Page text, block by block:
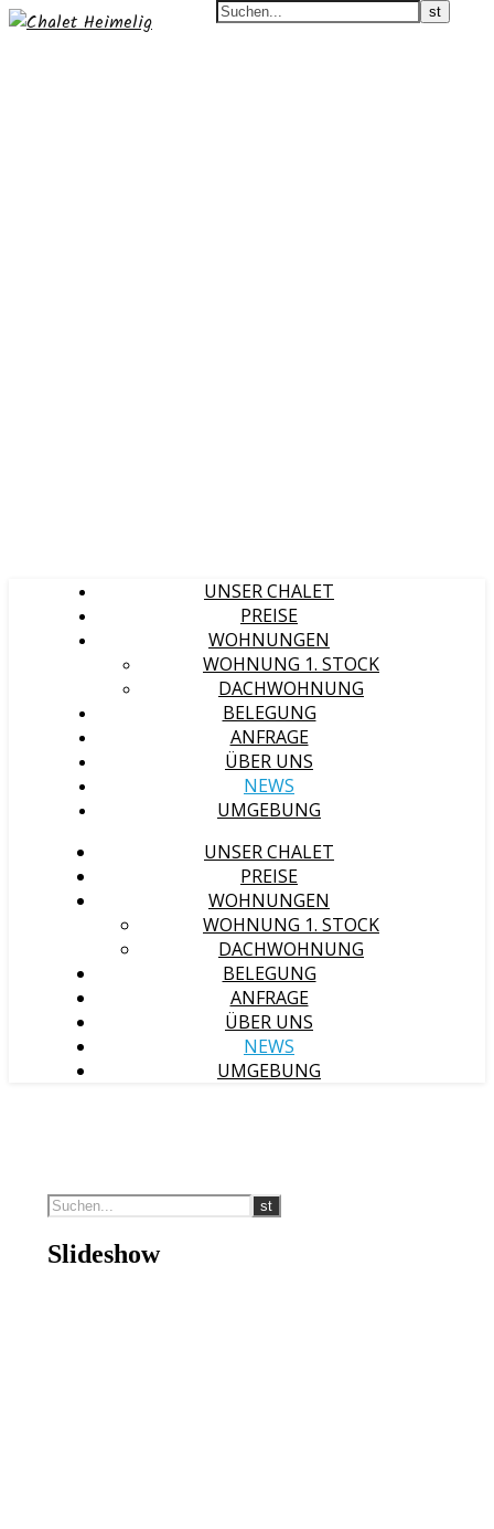
UNSER CHALET
PREISE
WOHNUNGEN
WOHNUNG 1. STOCK
DACHWOHNUNG
BELEGUNG
ANFRAGE
ÜBER UNS
NEWS
UMGEBUNG
UNSER CHALET
PREISE
WOHNUNGEN
WOHNUNG 1. STOCK
DACHWOHNUNG
BELEGUNG
ANFRAGE
ÜBER UNS
NEWS
UMGEBUNG
Slideshow